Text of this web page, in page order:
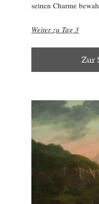
seinen Charme
Weiter zu Tag 3
Zur